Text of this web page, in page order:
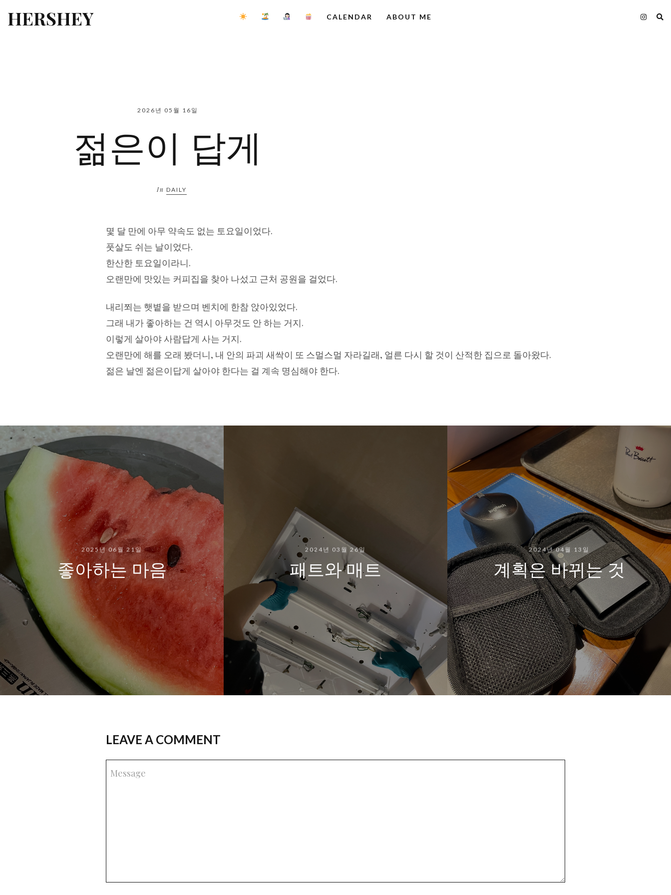
HERSHEY CALENDAR ABOUT ME
2026년 05월 16일
젊은이 답게
In DAILY
몇 달 만에 아무 약속도 없는 토요일이었다.
풋살도 쉬는 날이었다.
한산한 토요일이라니.
오랜만에 맛있는 커피집을 찾아 나섰고 근처 공원을 걸었다.
내리쬐는 햇볕을 받으며 벤치에 한참 앉아있었다.
그래 내가 좋아하는 건 역시 아무것도 안 하는 거지.
이렇게 살아야 사람답게 사는 거지.
오랜만에 해를 오래 봤더니, 내 안의 파괴 새싹이 또 스멀스멀 자라길래, 얼른 다시 할 것이 산적한 집으로 돌아왔다.
젊은 날엔 젊은이답게 살아야 한다는 걸 계속 명심해야 한다.
2025년 06월 21일
좋아하는 마음
2024년 03월 26일
패트와 매트
2024년 04월 13일
계획은 바뀌는 것
LEAVE A COMMENT